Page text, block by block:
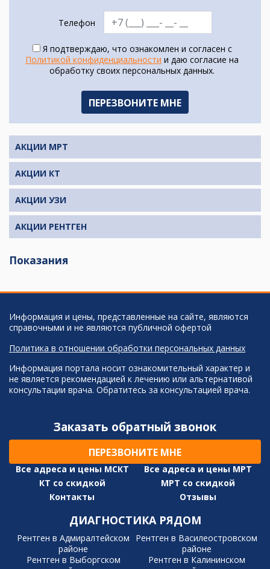
Телефон
Я подтверждаю, что ознакомлен и согласен с
Политикой конфиденциальности и даю согласие на
обработку своих персональных данных.
АКЦИИ МРТ
АКЦИИ КТ
АКЦИИ УЗИ
АКЦИИ РЕНТГЕН
Показания
Информация и цены, представленные на сайте, являются
справочными и не являются публичной офертой
Политика в отношении обработки персональных данных
Информация портала носит ознакомительный характер и
не является рекомендацией к лечению или альтернативой
консультации врача. Обратитесь за консультацией врача.
Заказать обратный звонок
ПЕРЕЗВОНИТЕ МНЕ
Все адреса и цены МСКТ
Все адреса и цены МРТ
КТ со скидкой
МРТ со скидкой
Контакты
Отзывы
ДИАГНОСТИКА РЯДОМ
Рентген в Адмиралтейском
районе
Рентген в Василеостровском
районе
Рентген в Выборгском
Рентген в Калининском